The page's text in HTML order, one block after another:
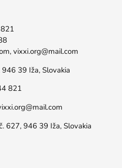
vixxi.org@mail.com
39 Iža, Slovakia
821
627, 946 39 Iža, Slovakia